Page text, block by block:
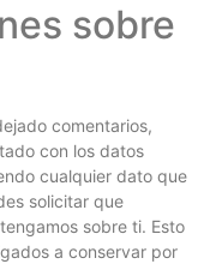
sobre
comentarios,
con los datos
cualquier dato que
solicitar que
sobre ti. Esto
a conservar por